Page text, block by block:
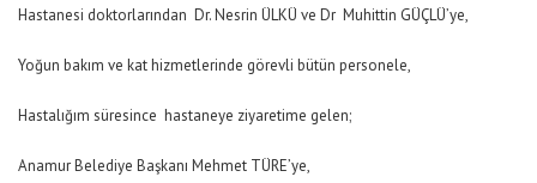
Hastanesi doktorlarından Dr. Nesrin ÜLKÜ ve Dr Muhittin GÜÇLÜ’ye,
Yoğun bakım ve kat hizmetlerinde görevli bütün personele,
Hastalığım süresince hastaneye ziyaretime gelen;
Anamur Belediye Başkanı Mehmet TÜRE’ye,